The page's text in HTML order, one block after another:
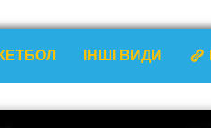
ІНШІ ВИДИ